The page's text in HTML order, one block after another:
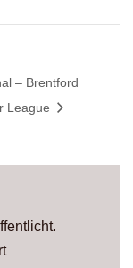
– Brentford
League